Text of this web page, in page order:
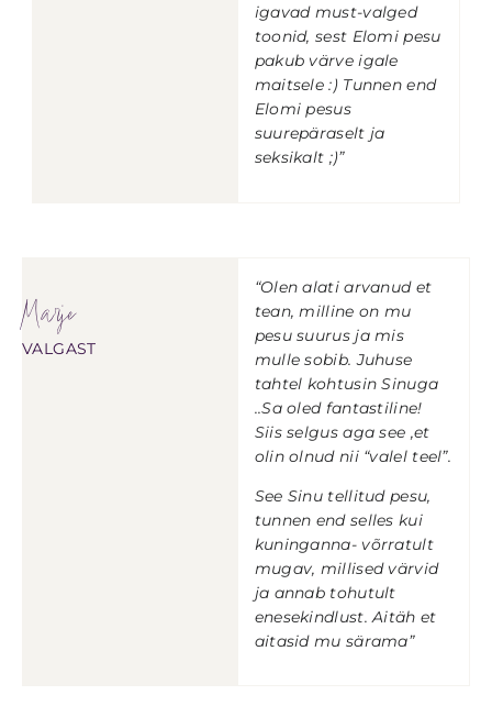
igavad must-valged
toonid, sest Elomi pesu
pakub värve igale
maitsele :) Tunnen end
Elomi pesus
suurepäraselt ja
seksikalt ;)”
Marje
VALGAST
“Olen alati arvanud et
tean, milline on mu
pesu suurus ja mis
mulle sobib. Juhuse
tahtel kohtusin Sinuga
..Sa oled fantastiline!
Siis selgus aga see ,et
olin olnud nii “valel teel”.
See Sinu tellitud pesu,
tunnen end selles kui
kuninganna- võrratult
mugav, millised värvid
ja annab tohutult
enesekindlust. Aitäh et
aitasid mu särama”